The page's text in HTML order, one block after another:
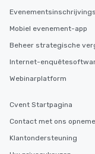
Mobiel evenement-app
Beheer strategische
Internet-
Webinarplatform
Cvent Startpagina
Contact met ons
Klantondersteuning